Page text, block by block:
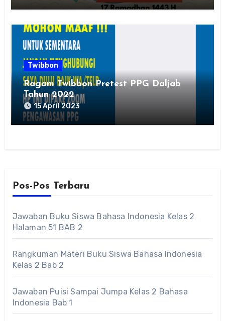
Twibbon
Ragam Twibbon Pretest PPG Daljab
Tahun 2022
15 April 2023
Pos-Pos Terbaru
Jawaban Buku Siswa Bahasa Indonesia Kelas 2
Halaman 51 BAB 2
Rangkuman Materi Buku Siswa Bahasa Indonesia
Kelas 2 Bab 2
Jawaban Puisi Sampai Jumpa Kelas 2 Bahasa
Indonesia Bab 1